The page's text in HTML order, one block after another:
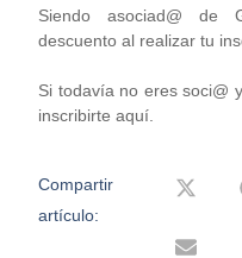
Siendo asociad@ de
descuento al realizar tu
Si todavía no eres soci@
inscribirte aquí.
Compartir
artículo: